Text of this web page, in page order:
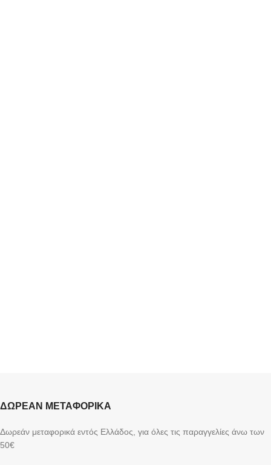
ΔΩΡΕΑΝ ΜΕΤΑΦΟΡΙΚΑ
Δωρεάν μεταφορικά εντός Ελλάδος, για όλες τις παραγγελίες άνω των
50€